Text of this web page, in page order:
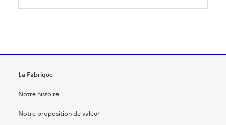
La Fabrique
Notre histoire
Notre proposition de valeur